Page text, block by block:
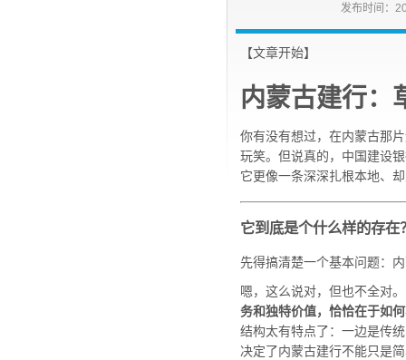
发布时间：
【文章开始】
内蒙古建行：
你有没有想过，在内蒙古那
玩笑。但说真的，中国建设
它更像一条深深扎根本地、
它到底是个什么样的存在
先得搞清楚一个基本问题：
嗯，这么说对，但也不全对
务和独特价值，恰恰在于如
结构太有特点了：一边是传
决定了内蒙古建行不能只是